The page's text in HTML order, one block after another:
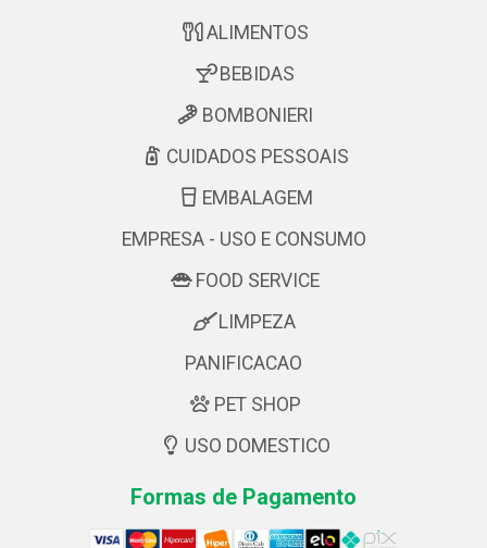
ALIMENTOS
BEBIDAS
BOMBONIERI
CUIDADOS PESSOAIS
EMBALAGEM
EMPRESA - USO E CONSUMO
FOOD SERVICE
LIMPEZA
PANIFICACAO
PET SHOP
USO DOMESTICO
Formas de Pagamento